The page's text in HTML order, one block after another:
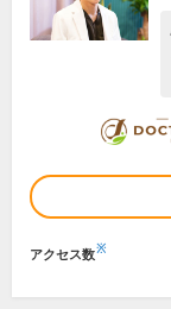
アクセス数※